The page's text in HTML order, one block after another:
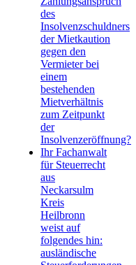
des
Insolvenzschuldners
der Mietkaution
gegen den
Vermieter bei
einem
bestehenden
Mietverhältnis
zum Zeitpunkt
der
Insolvenzeröffnung?
Ihr Fachanwalt
für Steuerrecht
aus
Neckarsulm
Kreis
Heilbronn
weist auf
folgendes hin:
ausländische